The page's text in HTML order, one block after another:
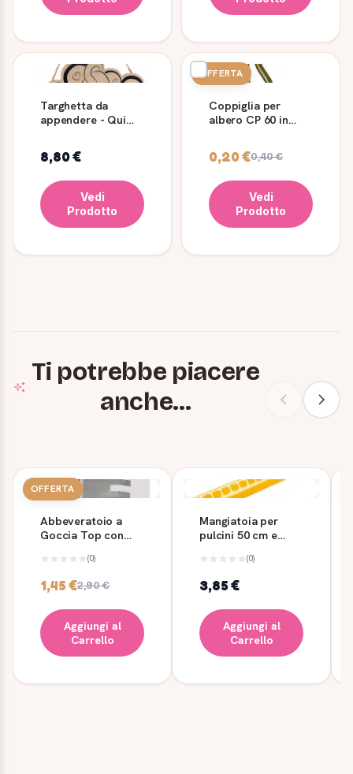
Targhetta da
appendere - Qui
8,80 €
Vedi
Prodotto
OFFERTA
Coppiglia per
albero CP 60 in
tropicalizzato
0,20 €0,40 €
Vedi
Prodotto
Ti potrebbe piacere
anche...
OFFERTA
Abbeveratoio a
Goccia Top con
tubo
(0)
1,45 €2,90 €
Aggiungi al
Carrello
Mangiatoia per
pulcini 50 cm e
Novital
(0)
3,85 €
Aggiungi al
Carrello